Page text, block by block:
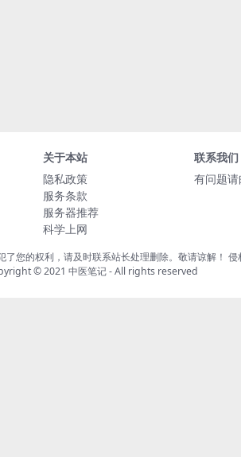
关于本站
隐私政策
服务条款
服务器推荐
科学上网
联系我们
有问题请
您的权利，请及时联系站长处理删除。敬请谅解！
© 2021 中医笔记- All rights reserved